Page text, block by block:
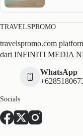
TRAVELSPROMO
travelspromo.com
dari INFINITI MEDIA
WhatsApp
Socials